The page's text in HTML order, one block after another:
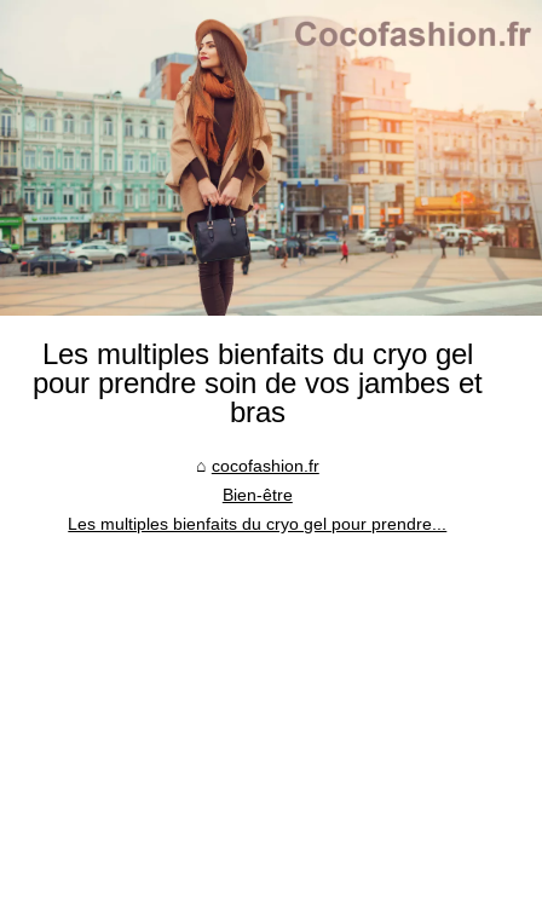
Les multiples bienfaits du cryo gel
pour prendre soin de vos jambes et
bras
cocofashion.fr
Bien-être
Les multiples bienfaits du cryo gel pour prendre...